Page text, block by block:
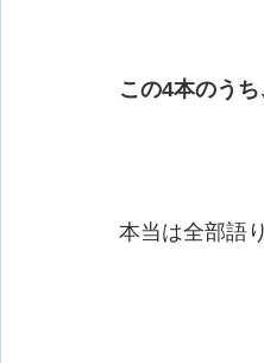
この4本のう
本当は全部語